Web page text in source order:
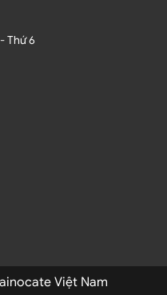
Thứ 6
Việt Nam